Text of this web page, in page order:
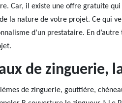
Car, il existe une offre gratuite
la nature de votre projet. Ce qui
d’un prestataire. En
de zinguerie,
de zinguerie, gouttière,